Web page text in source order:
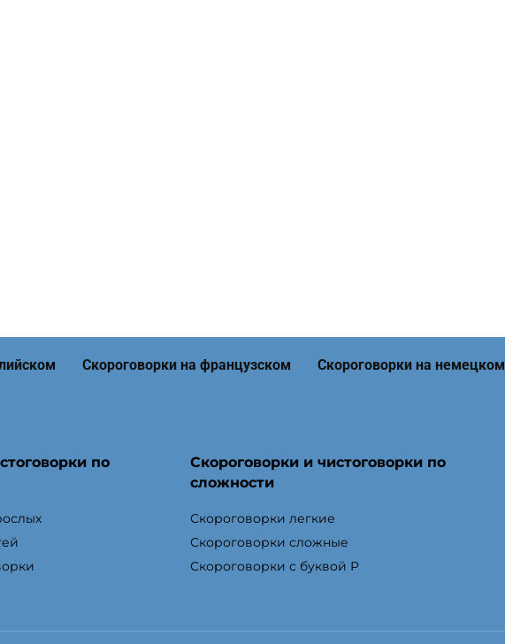
Скороговорки на французском Скороговорки на немецком
по
Скороговорки и чистоговорки по
сложности
Скороговорки легкие
Скороговорки сложные
Скороговорки с буквой Р